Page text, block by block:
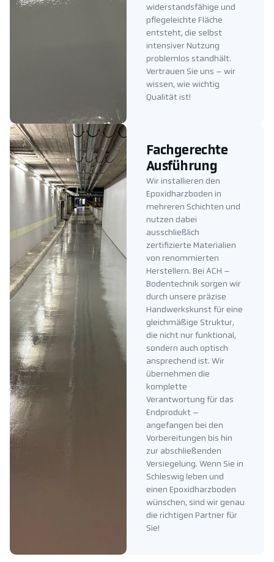
widerstandsfähige und
pflegeleichte Fläche
entsteht, die selbst
intensiver Nutzung
problemlos standhält.
Vertrauen Sie uns – wir
wissen, wie wichtig
Qualität ist!
Fachgerechte
Ausführung
Wir installieren den
Epoxidharzboden in
mehreren Schichten und
nutzen dabei
ausschließlich
zertifizierte Materialien
von renommierten
Herstellern. Bei ACH –
Bodentechnik sorgen wir
durch unsere präzise
Handwerkskunst für eine
gleichmäßige Struktur,
die nicht nur funktional,
sondern auch optisch
ansprechend ist. Wir
übernehmen die
komplette
Verantwortung für das
Endprodukt –
angefangen bei den
Vorbereitungen bis hin
zur abschließenden
Versiegelung. Wenn Sie in
Schleswig leben und
einen Epoxidharzboden
wünschen, sind wir genau
die richtigen Partner für
Sie!